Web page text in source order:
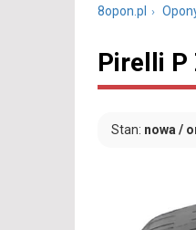
8opon.pl
Pirelli P
Stan: nowa /